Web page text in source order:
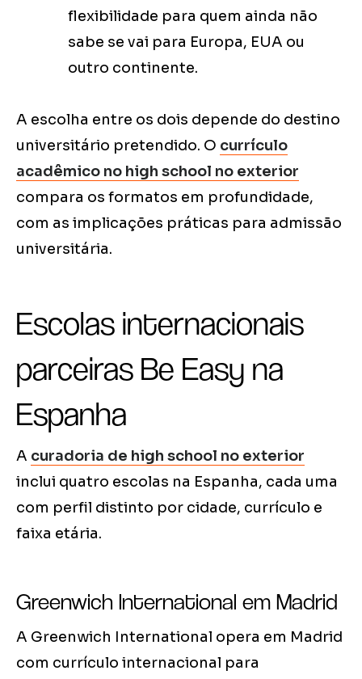
flexibilidade para quem ainda não
sabe se vai para Europa, EUA ou
outro continente.
A escolha entre os dois depende do destino
universitário pretendido. O currículo
acadêmico no high school no exterior
compara os formatos em profundidade,
com as implicações práticas para admissão
universitária.
Escolas internacionais
parceiras Be Easy na
Espanha
A curadoria de high school no exterior
inclui quatro escolas na Espanha, cada uma
com perfil distinto por cidade, currículo e
faixa etária.
Greenwich International em Madrid
A Greenwich International opera em Madrid
com currículo internacional para